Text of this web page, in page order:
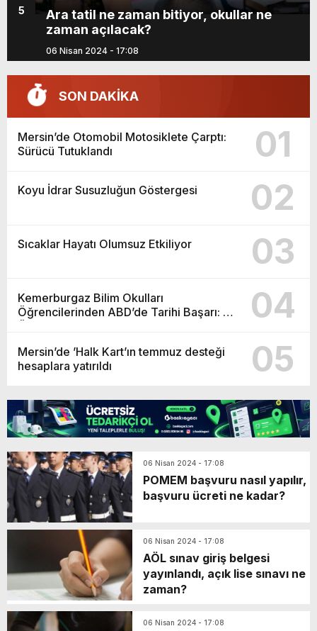
5
Ara tatil ne zaman bitiyor, okullar ne
zaman açılacak?
06 Nisan 2024 - 17:08
SON DAKİKA
Mersin’de Otomobil Motosiklete Çarptı:
Sürücü Tutuklandı
01
Koyu İdrar Susuzluğun Göstergesi 02
Sıcaklar Hayatı Olumsuz Etkiliyor 03
Kemerburgaz Bilim Okulları
Öğrencilerinden ABD’de Tarihi Başarı: 6
04
Mersin’de ’Halk Kart’ın temmuz desteği
hesaplara yatırıldı
05
06 Nisan 2024 - 17:08
POMEM başvuru nasıl yapılır,
başvuru ücreti ne kadar?
06 Nisan 2024 - 17:08
AÖL sınav giriş belgesi
yayınlandı, açık lise sınavı ne
zaman?
06 Nisan 2024 - 17:08